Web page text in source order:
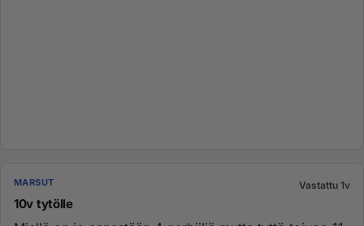
MARSUT Vastattu 1v
10v tytölle